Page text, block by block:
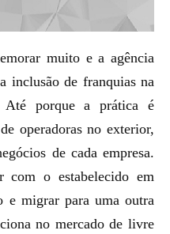
muito e a agência
inclusão de franquias na
porque a prática é
operadoras no exterior,
de cada empresa.
com o estabelecido em
e migrar para uma outra
no mercado de livre